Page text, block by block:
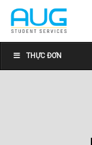
THỰC ĐƠN